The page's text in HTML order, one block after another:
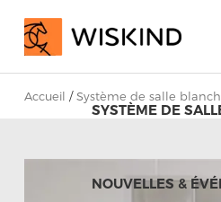
SYSTÈME DE
NOUVELLES &
Accueil /Système de salle